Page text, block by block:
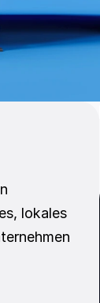
lokales